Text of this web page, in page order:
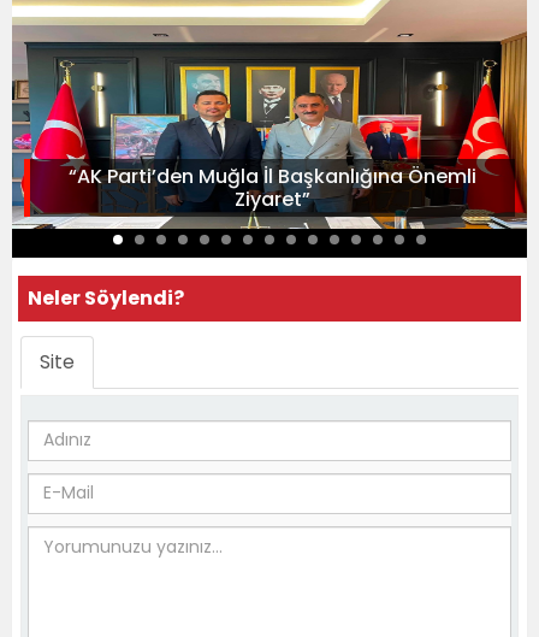
“AK Parti’den Muğla İl Başkanlığına Önemli
Ziyaret”
Neler Söylendi?
Site